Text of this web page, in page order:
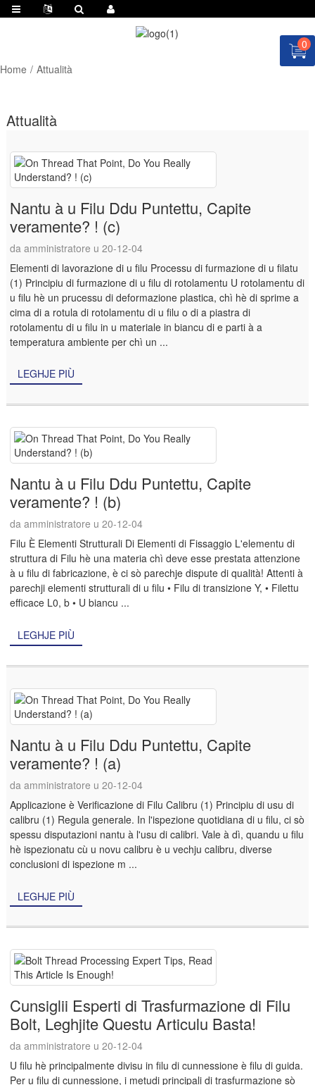
0
Home
Attualità
Attualità
Nantu à u Filu Ddu Puntettu, Capite
veramente? ! (c)
da amministratore u 20-12-04
Elementi di lavorazione di u filu Processu di furmazione di u filatu
(1) Principiu di furmazione di u filu di rotolamentu U rotolamentu di
u filu hè un prucessu di deformazione plastica, chì hè di sprime a
cima di a rotula di rotolamentu di u filu o di a piastra di
rotolamentu di u filu in u materiale in biancu di e parti à a
temperatura ambiente per chì un ...
LEGHJE PIÙ
Nantu à u Filu Ddu Puntettu, Capite
veramente? ! (b)
da amministratore u 20-12-04
Filu È Elementi Strutturali Di Elementi di Fissaggio L'elementu di
struttura di Filu hè una materia chì deve esse prestata attenzione
à u filu di fabricazione, è ci sò parechje dispute di qualità! Attenti à
parechji elementi strutturali di u filu • Filu di transizione Y, • Filettu
efficace L0, b • U biancu ...
LEGHJE PIÙ
Nantu à u Filu Ddu Puntettu, Capite
veramente? ! (a)
da amministratore u 20-12-04
Applicazione è Verificazione di Filu Calibru (1) Principiu di usu di
calibru (1) Regula generale. In l'ispezione quotidiana di u filu, ci sò
spessu disputazioni nantu à l'usu di calibri. Vale à dì, quandu u filu
hè ispezionatu cù u novu calibru è u vechju calibru, diverse
conclusioni di ispezione m ...
LEGHJE PIÙ
Cunsiglii Esperti di Trasfurmazione di Filu
Bolt, Leghjite Questu Articulu Basta!
da amministratore u 20-12-04
U filu hè principalmente divisu in filu di cunnessione è filu di guida.
Per u filu di cunnessione, i metudi principali di trasfurmazione sò